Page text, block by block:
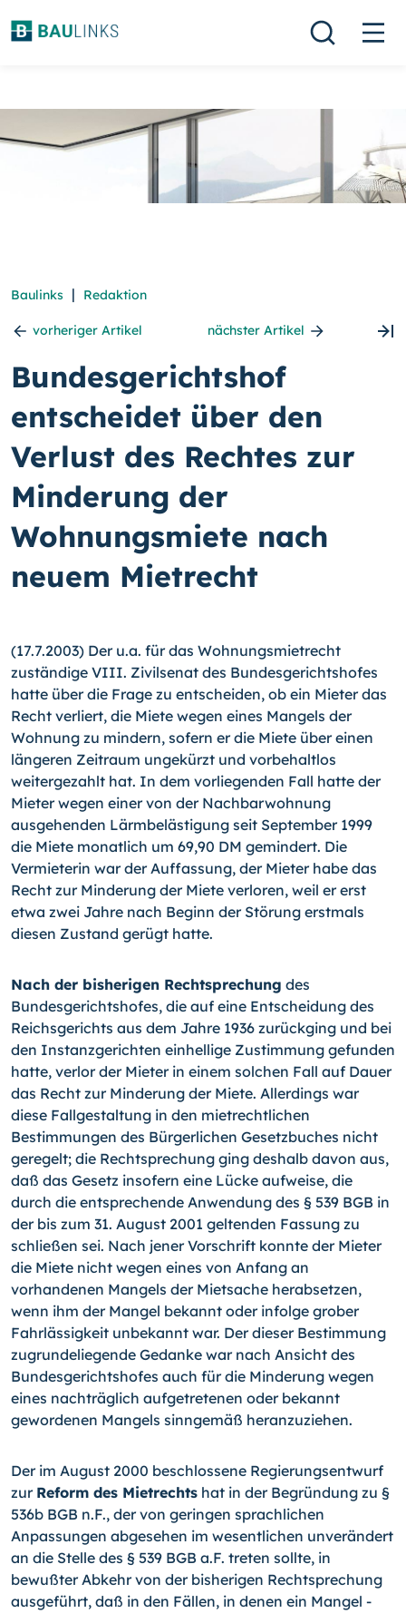
Baulinks | Redaktion
vorheriger Artikel nächster Artikel
Bundesgerichtshof
entscheidet über den
Verlust des Rechtes zur
Minderung der
Wohnungsmiete nach
neuem Mietrecht
(17.7.2003) Der u.a. für das Wohnungsmietrecht
zuständige VIII. Zivilsenat des Bundesgerichtshofes
hatte über die Frage zu entscheiden, ob ein Mieter das
Recht verliert, die Miete wegen eines Mangels der
Wohnung zu mindern, sofern er die Miete über einen
längeren Zeitraum ungekürzt und vorbehaltlos
weitergezahlt hat. In dem vorliegenden Fall hatte der
Mieter wegen einer von der Nachbarwohnung
ausgehenden Lärmbelästigung seit September 1999
die Miete monatlich um 69,90 DM gemindert. Die
Vermieterin war der Auffassung, der Mieter habe das
Recht zur Minderung der Miete verloren, weil er erst
etwa zwei Jahre nach Beginn der Störung erstmals
diesen Zustand gerügt hatte.
Nach der bisherigen Rechtsprechung des
Bundesgerichtshofes, die auf eine Entscheidung des
Reichsgerichts aus dem Jahre 1936 zurückging und bei
den Instanzgerichten einhellige Zustimmung gefunden
hatte, verlor der Mieter in einem solchen Fall auf Dauer
das Recht zur Minderung der Miete. Allerdings war
diese Fallgestaltung in den mietrechtlichen
Bestimmungen des Bürgerlichen Gesetzbuches nicht
geregelt; die Rechtsprechung ging deshalb davon aus,
daß das Gesetz insofern eine Lücke aufweise, die
durch die entsprechende Anwendung des § 539 BGB in
der bis zum 31. August 2001 geltenden Fassung zu
schließen sei. Nach jener Vorschrift konnte der Mieter
die Miete nicht wegen eines von Anfang an
vorhandenen Mangels der Mietsache herabsetzen,
wenn ihm der Mangel bekannt oder infolge grober
Fahrlässigkeit unbekannt war. Der dieser Bestimmung
zugrundeliegende Gedanke war nach Ansicht des
Bundesgerichtshofes auch für die Minderung wegen
eines nachträglich aufgetretenen oder bekannt
gewordenen Mangels sinngemäß heranzuziehen.
Der im August 2000 beschlossene Regierungsentwurf
zur Reform des Mietrechts hat in der Begründung zu §
536b BGB n.F., der von geringen sprachlichen
Anpassungen abgesehen im wesentlichen unverändert
an die Stelle des § 539 BGB a.F. treten sollte, in
bewußter Abkehr von der bisherigen Rechtsprechung
ausgeführt, daß in den Fällen, in denen ein Mangel -